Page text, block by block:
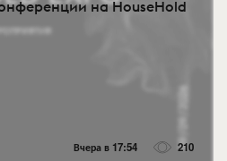
на HouseHold
Вчера в 17:54 210